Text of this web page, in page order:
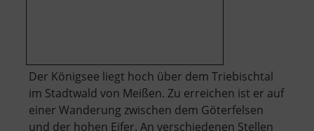
Der Königsee liegt hoch über dem Triebischtal
im Stadtwald von Meißen. Zu erreichen ist er auf
einer Wanderung zwischen dem Göterfelsen
und der hohen Eifer. An verschiedenen Stellen